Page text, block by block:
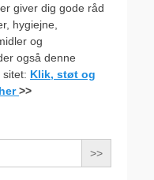
giver dig gode råd
hygiejne,
og
også denne
Klik, støt og
>>